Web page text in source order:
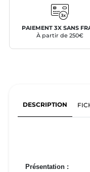
PAIEMENT 3X SANS
À partir de 250€
DESCRIPTION
Présentation :